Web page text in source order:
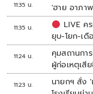
11:35 น. 'ฮาย อาภา
11:35 น.
LIVE ค
ยุบ-โยก-เ
11:24 น.
คุมสถานกา
ผู้ก่อเหตุเสี
11:23 น.
นายกฯ สั่ง